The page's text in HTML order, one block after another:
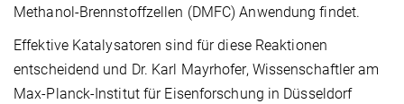
Methanol-Brennstoffzellen (DMFC) Anwendung findet.
Effektive Katalysatoren sind für diese Reaktionen
entscheidend und Dr. Karl Mayrhofer, Wissenschaftler am
Max-Planck-Institut für Eisenforschung in Düsseldorf